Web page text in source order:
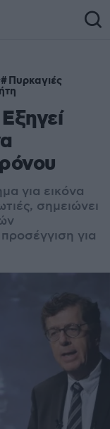
Πυρκαγιές
για εικόνα
σημειώνει
για